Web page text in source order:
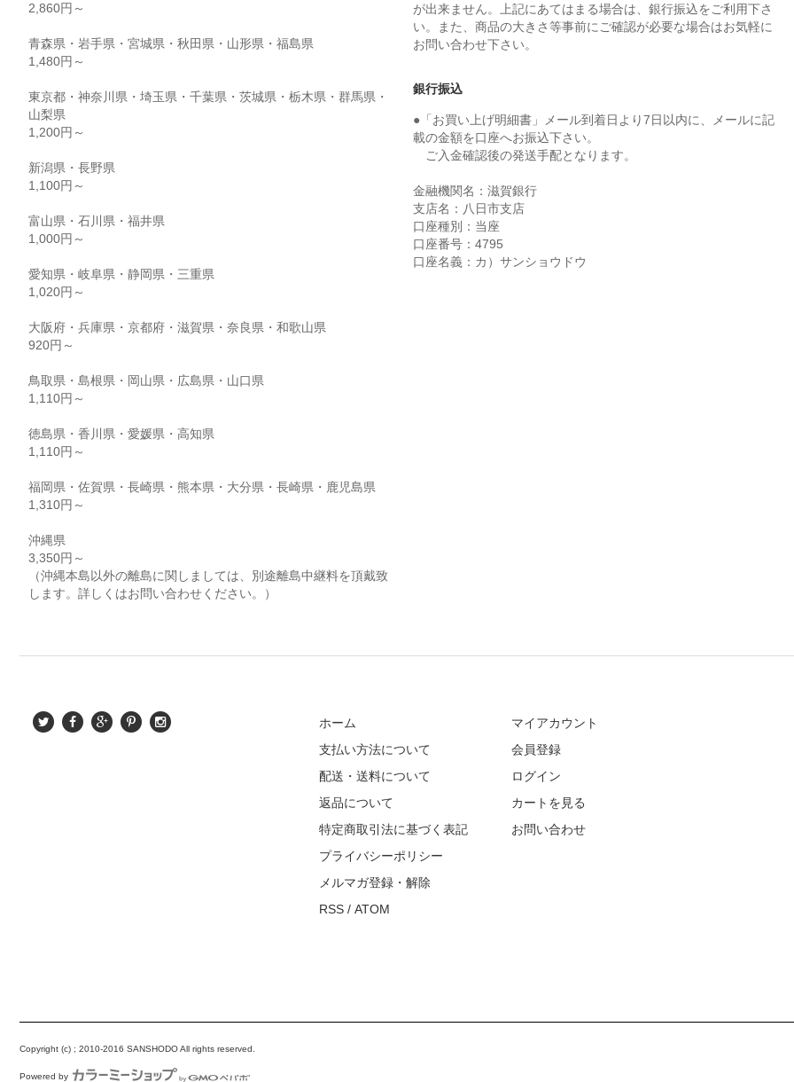
2,860円～
青森県・岩手県・宮城県・秋田県・山形県・福島県
1,480円～
東京都・神奈川県・埼玉県・千葉県・茨城県・栃木県・群馬県・
山梨県
1,200円～
新潟県・長野県
1,100円～
富山県・石川県・福井県
1,000円～
愛知県・岐阜県・静岡県・三重県
1,020円～
大阪府・兵庫県・京都府・滋賀県・奈良県・和歌山県
920円～
鳥取県・島根県・岡山県・広島県・山口県
1,110円～
徳島県・香川県・愛媛県・高知県
1,110円～
福岡県・佐賀県・長崎県・熊本県・大分県・長崎県・鹿児島県
1,310円～
沖縄県
3,350円～
（沖縄本島以外の離島に関しましては、別途離島中継料を頂戴致
します。詳しくはお問い合わせください。）
が出来ません。上記にあてはまる場合は、銀行振込をご利用下さ
い。また、商品の大きさ等事前にご確認が必要な場合はお気軽に
お問い合わせ下さい。
銀行振込
●「お買い上げ明細書」メール到着日より7日以内に、メールに記
載の金額を口座へお振込下さい。
ご入金確認後の発送手配となります。
金融機関名：滋賀銀行
支店名：八日市支店
口座種別：当座
口座番号：4795
口座名義：カ）サンショウドウ
ホーム
支払い方法について
配送・送料について
返品について
特定商取引法に基づく表記
プライバシーポリシー
メルマガ登録・解除
RSS / ATOM
マイアカウント
会員登録
ログイン
カートを見る
お問い合わせ
Copyright (c) ; 2010-2016 SANSHODO All rights reserved.
Powered by